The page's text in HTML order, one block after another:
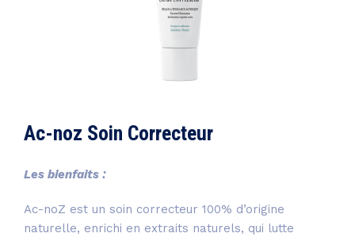
Ac-noz Soin Correcteur
Les bienfaits :
Ac-noZ est un soin correcteur 100% d’origine
naturelle, enrichi en extraits naturels, qui lutte